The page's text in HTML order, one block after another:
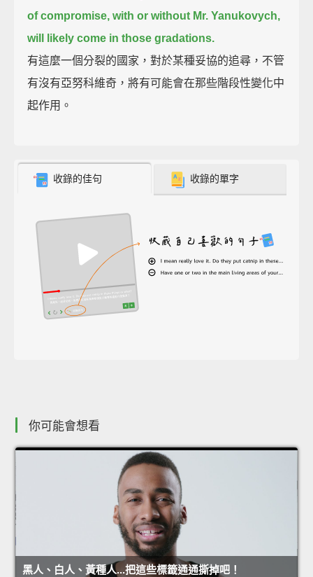
of compromise, with or without Mr. Yanukovych,
will likely come in those gradations.
有這麼一個分裂的國家，對於某種妥協的追尋，不管
有沒有亞努科維奇，將有可能會在那些階段性變化中
起作用。
收錄的佳句 收錄的單字
你可能會想看
黑人、白人、黃種人...把這些標籤通通撕掉吧！